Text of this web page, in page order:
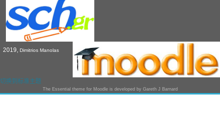
2019, Dimitrios Manolas
切换到标准主题
The Essential theme for Moodle is developed by Gareth J Barnard